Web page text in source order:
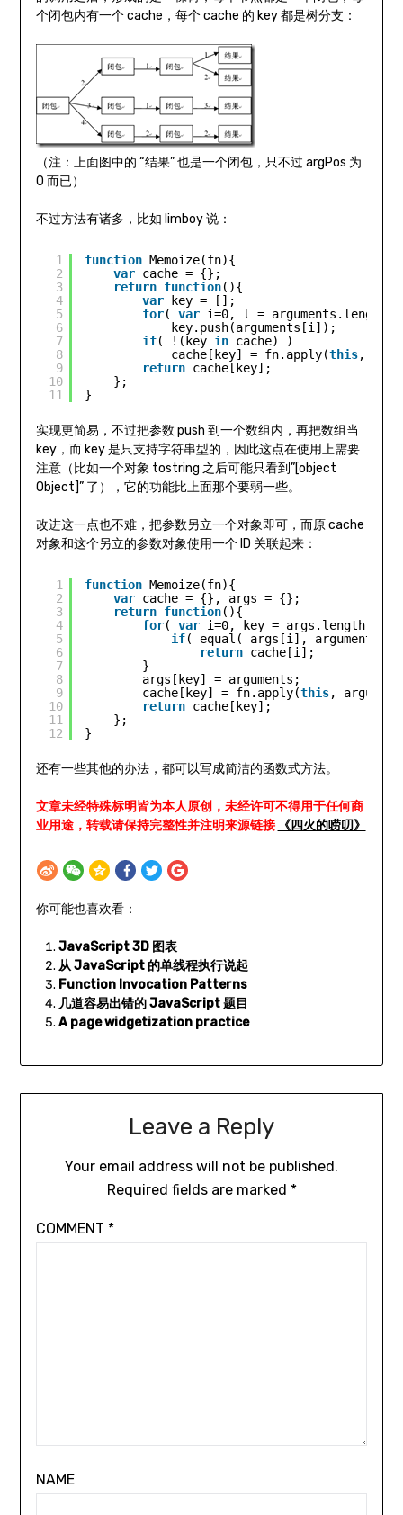
个闭包内有一个 cache，每个 cache 的 key 都是树分支：
（注：上面图中的 “结果” 也是一个闭包，只不过 argPos 为
0 而已）
不过方法有诸多，比如 limboy 说：
1
2
3
4
5
6
7
8
9
10
11
function Memoize(fn){
var cache = {};
return function(){
var
key = [];
for( var i=0, l =
key.push(arguments[i]);
if( !(key in cache) )
cache[key] = fn.apply(this,
return cache[key];
};
}
实现更简易，不过把参数 push 到一个数组内，再把数组当
key，而 key 是只支持字符串型的，因此这点在使用上需要
注意（比如一个对象 tostring 之后可能只看到”[object
Object]” 了），它的功能比上面那个要弱一些。
改进这一点也不难，把参数另立一个对象即可，而原 cache
对象和这个另立的参数对象使用一个 ID 关联起来：
1
2
3
4
5
6
7
8
9
10
11
12
function Memoize(fn){
var cache = {}, args = {};
return function(){
for( var i=0, key = args.length; i
if( equal( args[i], arguments
return cache[i];
}
args[key] = arguments;
cache[key] = fn.apply(this,
return cache[key];
};
}
还有一些其他的办法，都可以写成简洁的函数式方法。
文章未经特殊标明皆为本人原创，未经许可不得用于任何商
业用途，转载请保持完整性并注明来源链接
《四火的唠叨》
你可能也喜欢看：
JavaScript 3D 图表
从 JavaScript 的单线程执行说起
Function Invocation Patterns
几道容易出错的 JavaScript 题目
A page widgetization practice
Leave a Reply
Your email address will not be published.
Required fields are marked *
COMMENT *
NAME